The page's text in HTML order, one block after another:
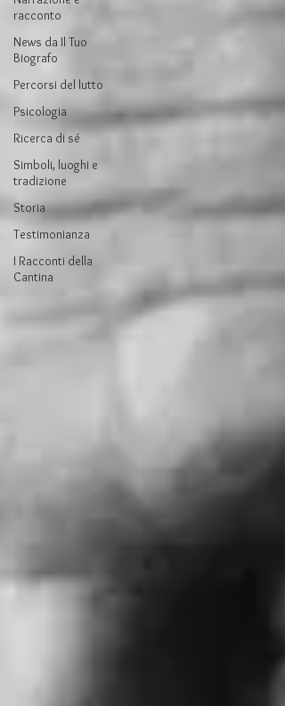
racconto
News da Il Tuo
Biografo
Percorsi del lutto
Psicologia
Ricerca di sé
Simboli, luoghi e
tradizione
Storia
Testimonianza
I Racconti della
Cantina